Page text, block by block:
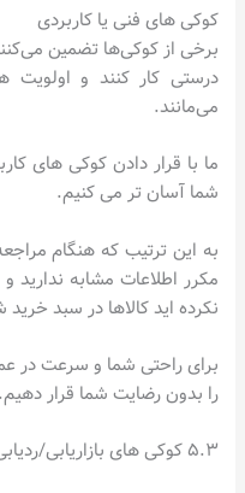
کوکی های فنی یا کاربردی
برخی از کوکی‌ها تضمین
درستی کار کنند و اولویت
می‌مانند.
ما با قرار دادن کوکی های
شما آسان تر می کنیم.
به این ترتیب که هنگام
مکرر اطلاعات مشابه ندارید
نکرده اید کالاها در سبد
برای راحتی شما و سرعت در
را بدون رضایت شما قرار دهیم.
۵.۳ کوکی های بازاریابی/ردیابی